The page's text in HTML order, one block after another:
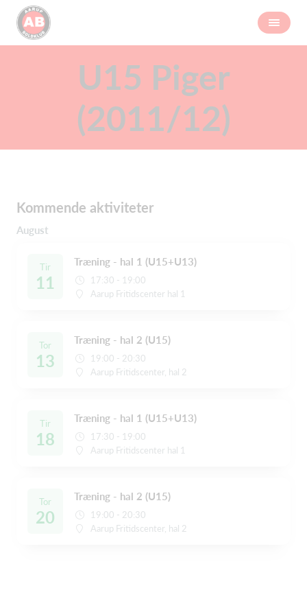
U15 Piger
(2011/12)
Kommende aktiviteter
August
Tir
11
Træning - hal 1 (U15+U13)
17:30 - 19:00
Aarup Fritidscenter hal 1
Tor
13
Træning - hal 2 (U15)
19:00 - 20:30
Aarup Fritidscenter, hal 2
Tir
18
Træning - hal 1 (U15+U13)
17:30 - 19:00
Aarup Fritidscenter hal 1
Tor
20
Træning - hal 2 (U15)
19:00 - 20:30
Aarup Fritidscenter, hal 2